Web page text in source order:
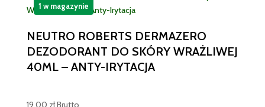
NEUTRO ROBERTS DERMAZERO
DEZODORANT DO SKÓRY WRAŻLIWEJ
40ML – ANTY-IRYTACJA
19,00 złBrutto
1 w magazynie